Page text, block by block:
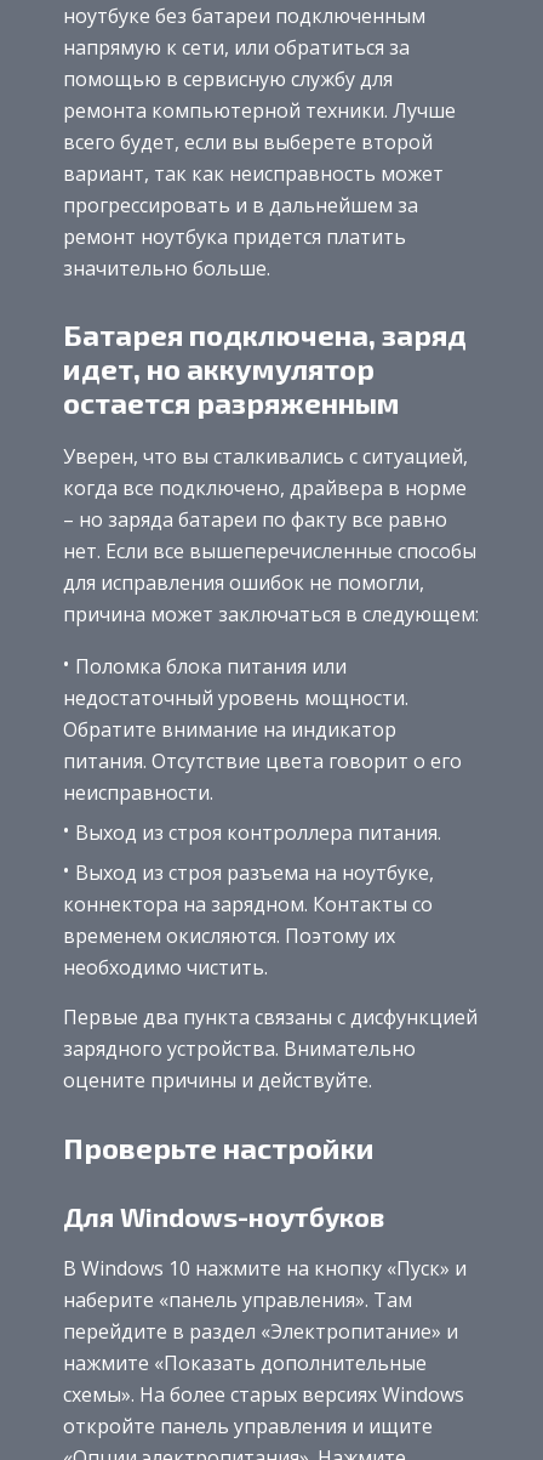
ноутбуке без батареи подключенным
напрямую к сети, или обратиться за
помощью в сервисную службу для
ремонта компьютерной техники. Лучше
всего будет, если вы выберете второй
вариант, так как неисправность может
прогрессировать и в дальнейшем за
ремонт ноутбука придется платить
значительно больше.
Батарея подключена, заряд
идет, но аккумулятор
остается разряженным
Уверен, что вы сталкивались с ситуацией,
когда все подключено, драйвера в норме
– но заряда батареи по факту все равно
нет. Если все вышеперечисленные способы
для исправления ошибок не помогли,
причина может заключаться в следующем:
Поломка блока питания или
недостаточный уровень мощности.
Обратите внимание на индикатор
питания. Отсутствие цвета говорит о его
неисправности.
Выход из строя контроллера питания.
Выход из строя разъема на ноутбуке,
коннектора на зарядном. Контакты со
временем окисляются. Поэтому их
необходимо чистить.
Первые два пункта связаны с дисфункцией
зарядного устройства. Внимательно
оцените причины и действуйте.
Проверьте настройки
Для Windows-ноутбуков
В Windows 10 нажмите на кнопку «Пуск» и
наберите «панель управления». Там
перейдите в раздел «Электропитание» и
нажмите «Показать дополнительные
схемы». На более старых версиях Windows
откройте панель управления и ищите